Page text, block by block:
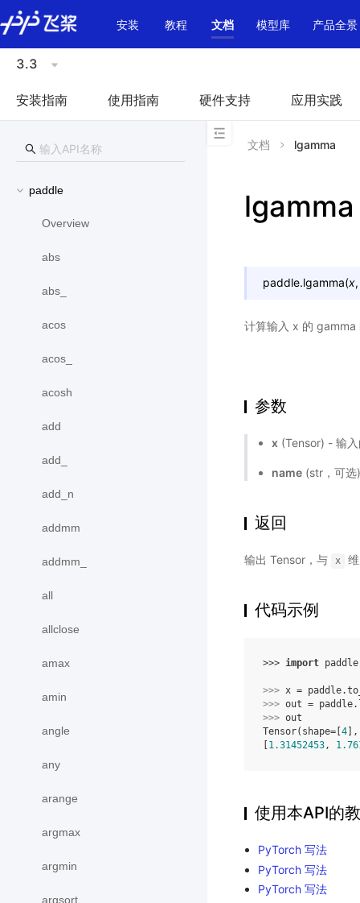
\u200E
安装
教程 文档 模型库 产品全景
3.3
安装指南 使用指南 硬件支持 应用实践
paddle
Overview
abs
abs_
acos
acos_
acosh
add
add_
add_n
addmm
addmm_
all
allclose
amax
amin
angle
any
arange
argmax
argmin
argsort
文档 lgamma
lgamma
paddle.lgamma(x
计算输入 x 的 gamma
参数
x (Tensor) - 输
name (str，可
返回
输出 Tensor，与 x
代码示例
>>> import paddle
>>> x = paddle.
>>> out = paddle.
>>> out
Tensor(shape=[ 4
1.31452453,
使用本API的
PyTorch 写法
PyTorch 写法
PyTorch 写法